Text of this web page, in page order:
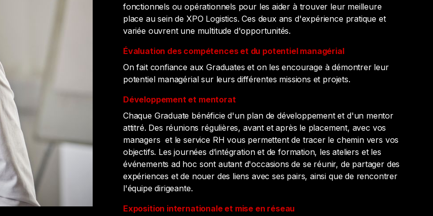
fonctionnels ou opérationnels pour les aider à trouver leur meilleure
place au sein de XPO Logistics. Ces deux ans d'expérience pratique et
variée ouvrent une multitude d'opportunités.
Évaluation des compétences et du potentiel managérial
On fait confiance aux Graduates et on les encourage à démontrer leur
potentiel managérial sur leurs différentes missions et projets.
Développement et mentorat
Chaque Graduate bénéficie d'un plan de développement et d'un mentor
attitré. Des réunions régulières, avant et après le placement, avec vos
managers et le service RH vous permettent de tracer le chemin vers vos
objectifs. Les journées d’intégration et de formation, les ateliers et les
événements ad hoc sont autant d'occasions de se réunir, de partager des
expériences et de nouer des liens avec ses pairs, ainsi que de rencontrer
l'équipe dirigeante.
Exposition internationale et mise en réseau